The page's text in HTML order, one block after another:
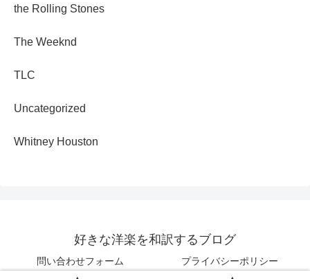
the Rolling Stones
The Weeknd
TLC
Uncategorized
Whitney Houston
好きな洋楽を和訳するブログ
問い合わせフォーム プライバシーポリシー